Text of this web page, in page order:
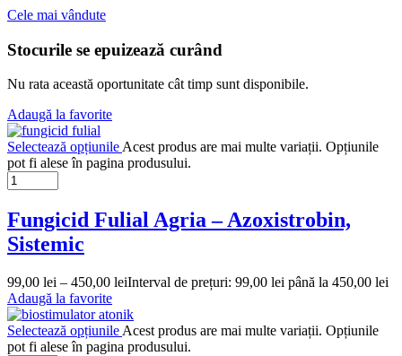
Cele mai vândute
Stocurile se epuizează curând
Nu rata această oportunitate cât timp sunt disponibile.
Adaugă la favorite
Selectează opțiunile Acest produs are mai multe variații. Opțiunile
pot fi alese în pagina produsului.
Fungicid Fulial Agria – Azoxistrobin,
Sistemic
99,00 lei – 450,00 leiInterval de prețuri: 99,00 lei până la 450,00 lei
Adaugă la favorite
Selectează opțiunile Acest produs are mai multe variații. Opțiunile
pot fi alese în pagina produsului.